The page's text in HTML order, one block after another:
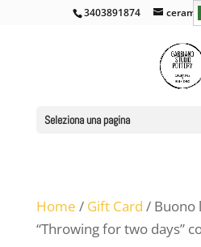
3403891874
Seleziona una pagina
Home / Gift Card / Buono
“Throwing for two days”